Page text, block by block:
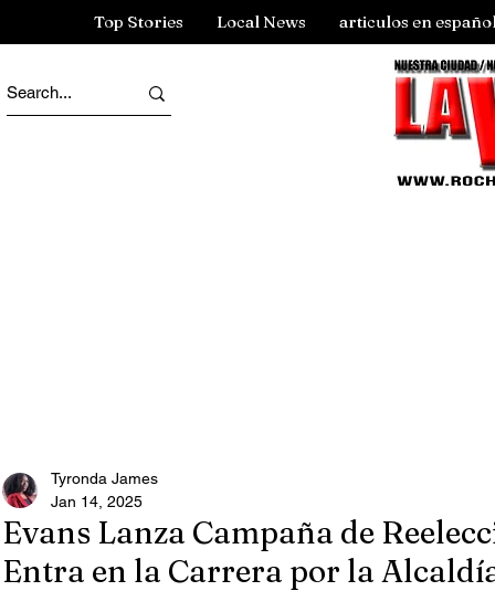
Top Stories Local News articulos en
Evans Lanza Campaña de
Entra en la Carrera por la
Tyronda James
Jan 14, 2025